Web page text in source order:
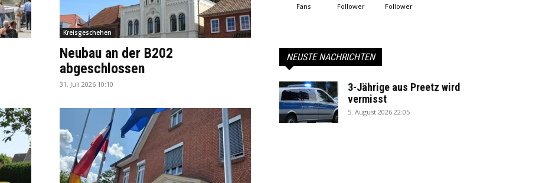
Kreisgeschehen
Neubau an der B202
abgeschlossen
31. Juli 2026 10:10
Fans Follower Follower
NEUSTE NACHRICHTEN
3-Jährige aus Preetz wird
vermisst
5. August 2026 22:05